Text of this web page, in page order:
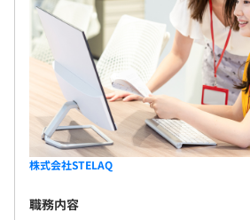
株式会社STELAQ
職務内容